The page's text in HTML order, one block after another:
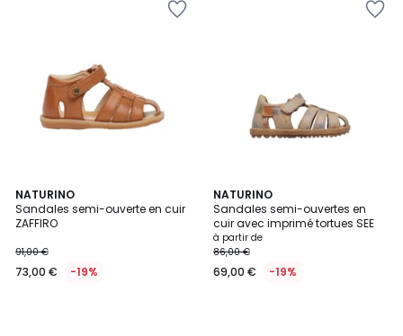
NATURINO
Sandales semi-ouverte en cuir
ZAFFIRO
91,00 €
73,00 € -19%
NATURINO
Sandales semi-ouvertes en
cuir avec imprimé tortues SEE
à partir de
86,00 €
69,00 € -19%